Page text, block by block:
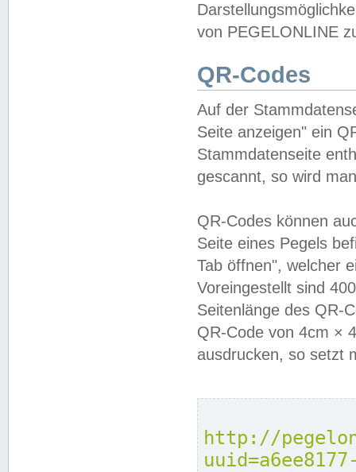
von PEGELONLINE
QR-Codes
Auf der
Seite anzeigen" ein
Stammdatenseite
gescannt, so wird
QR-Codes können
Seite eines Pegels
Tab öffnen", welcher
Voreingestellt sind
Seitenlänge des QR-
QR-Code von 4cm ×
ausdrucken, so setzt
http://